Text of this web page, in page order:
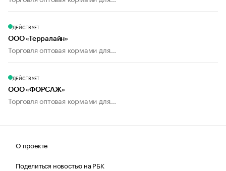
ДЕЙСТВУЕТ
ООО «Терралайн»
Торговля оптовая кормами для...
ДЕЙСТВУЕТ
ООО «ФОРСАЖ»
Торговля оптовая кормами для...
О проекте
Поделиться новостью на РБК